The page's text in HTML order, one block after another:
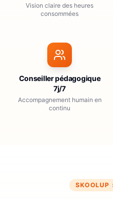
Vision claire des heures
consommées
Conseiller pédagogique
7j/7
Accompagnement humain en
continu